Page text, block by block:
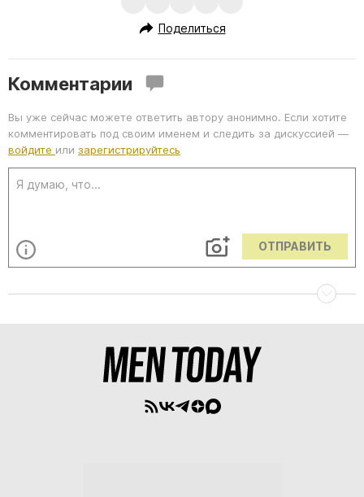
Поделиться
Комментарии
Вы уже сейчас можете ответить автору анонимно. Если хотите
комментировать под своим именем и следить за дискуссией —
войдите или зарегистрируйтесь
ОТПРАВИТЬ